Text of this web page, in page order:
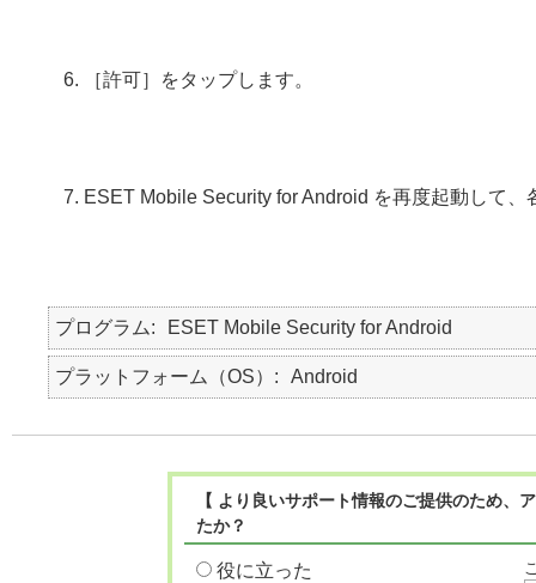
［許可］をタップします。
ESET Mobile Security for Android を再度起動して
プログラム ESET Mobile Security for Android
プラットフォーム（OS） Android
【 より良いサポート情報のご提供のため
たか？
役に立った